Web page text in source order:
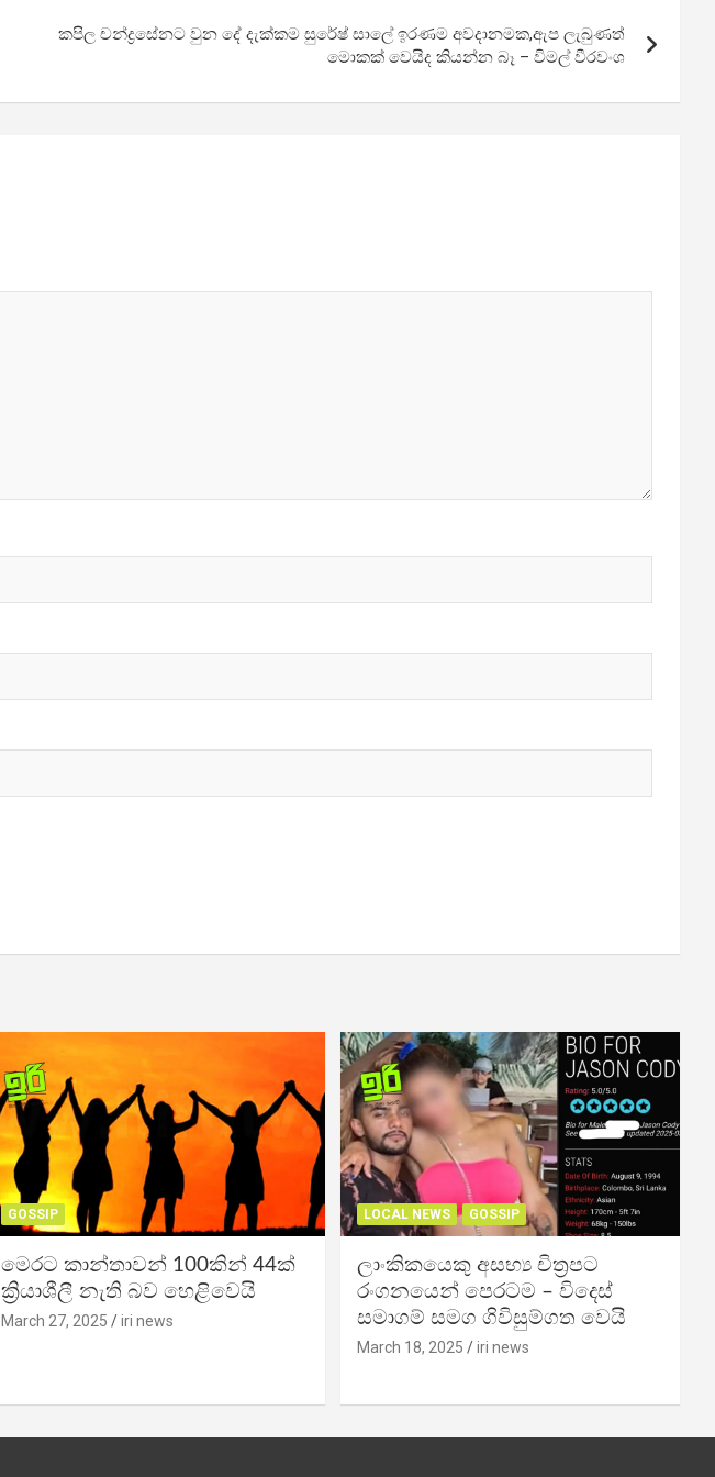
කපිල චන්ද්‍රසේනට වුන දේ දැක්කම සුරේෂ් සාලේ ඉරණම අවදානමක,ඇප ලැබුණත්
මොකක් වෙයිද කියන්න බෑ – විමල් වීරවංශ
GOSSIP
මෙරට කාන්තාවන් 100කින් 44ක්
ක්‍රියාශීලී නැති බව හෙළිවෙයි
March 27, 2025 iri news
LOCAL NEWS GOSSIP
ලාංකිකයෙකු අසභ්‍ය චිත්‍රපට
රංගනයෙන් පෙරටම – විදෙස්
සමාගම් සමග ගිවිසුම්ගත වෙයි
March 18, 2025 iri news